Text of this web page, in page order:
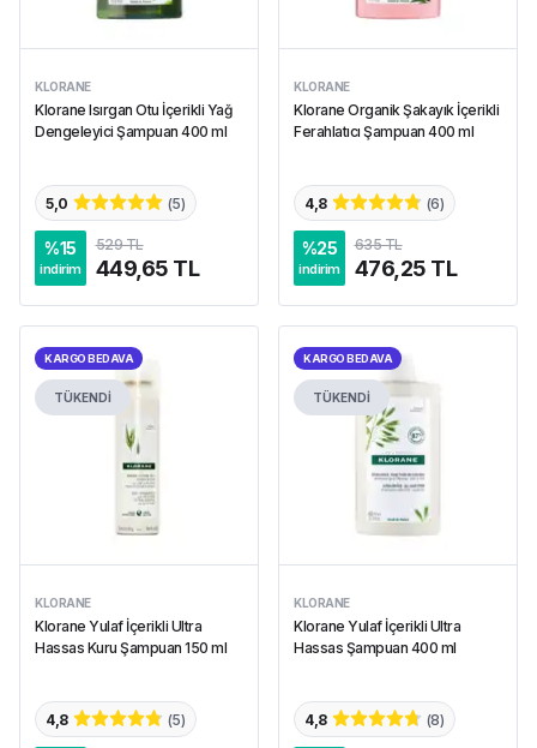
KLORANE
Klorane Isırgan Otu İçerikli Yağ
Dengeleyici Şampuan 400 ml
5,0 (5)
%15
indirim
529 TL
449,65 TL
KLORANE
Klorane Organik Şakayık İçerikli
Ferahlatıcı Şampuan 400 ml
4,8 (6)
%25
indirim
635 TL
476,25 TL
KARGO BEDAVA
TÜKENDİ
KLORANE
Klorane Yulaf İçerikli Ultra
Hassas Kuru Şampuan 150 ml
4,8 (5)
KARGO BEDAVA
TÜKENDİ
KLORANE
Klorane Yulaf İçerikli Ultra
Hassas Şampuan 400 ml
4,8 (8)